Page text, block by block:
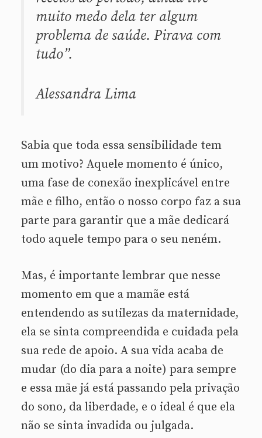
muito medo dela ter algum
problema de saúde. Pirava com
tudo”.
Alessandra Lima
Sabia que toda essa sensibilidade tem
um motivo? Aquele momento é único,
uma fase de conexão inexplicável entre
mãe e filho, então o nosso corpo faz a sua
parte para garantir que a mãe dedicará
todo aquele tempo para o seu neném.
Mas, é importante lembrar que nesse
momento em que a mamãe está
entendendo as sutilezas da maternidade,
ela se sinta compreendida e cuidada pela
sua rede de apoio. A sua vida acaba de
mudar (do dia para a noite) para sempre
e essa mãe já está passando pela privação
do sono, da liberdade, e o ideal é que ela
não se sinta invadida ou julgada.